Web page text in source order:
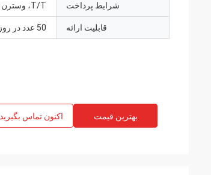
شرایط پرداخت T/T، وسترن یونیون، مانی گرام
قابلیت ارائه 50 عدد در روز
بهترین قیمت اکنون تماس بگیرید